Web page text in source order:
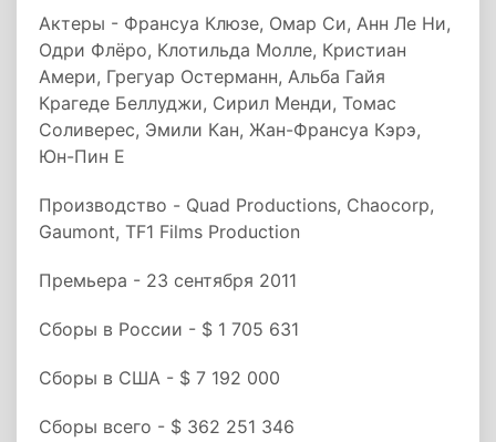
Актеры - Франсуа Клюзе, Омар Си, Анн Ле Ни,
Одри Флёро, Клотильда Молле, Кристиан
Амери, Грегуар Остерманн, Альба Гайя
Крагеде Беллуджи, Сирил Менди, Томас
Соливерес, Эмили Кан, Жан-Франсуа Кэрэ,
Юн-Пин Е
Производство - Quad Productions, Chaocorp,
Gaumont, TF1 Films Production
Премьера - 23 сентября 2011
Сборы в России - $ 1 705 631
Сборы в США - $ 7 192 000
Сборы всего - $ 362 251 346